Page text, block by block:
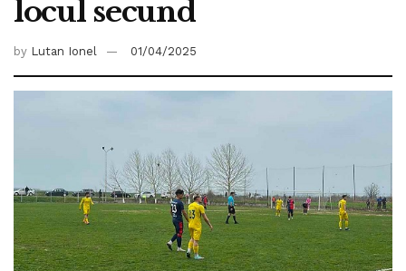
locul secund
by Lutan Ionel 01/04/2025